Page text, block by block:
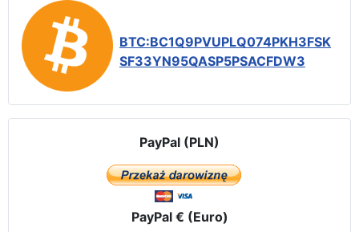
BTC:BC1Q9PVUPLQ074PKH3FSK
SF33YN95QASP5PSACFDW3
PayPal (PLN)
PayPal € (Euro)